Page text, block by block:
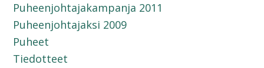
Puheenjohtajakampanja 2011
Puheenjohtajaksi 2009
Puheet
Tiedotteet